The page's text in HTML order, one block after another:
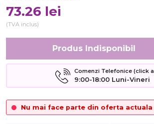
73.26 lei
(TVA inclus)
Produs Indisponibil
Comenzi Telefonice (click
9:00-18:00 Luni-Vineri
Nu mai face parte din oferta actuala